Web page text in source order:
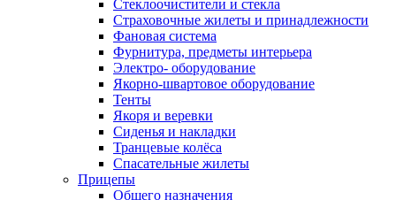
Стеклоочистители и стекла
Страховочные жилеты и принадлежности
Фановая система
Фурнитура, предметы интерьера
Электро- оборудование
Якорно-швартовое оборудование
Тенты
Якоря и веревки
Сиденья и накладки
Транцевые колёса
Спасательные жилеты
Прицепы
Общего назначения